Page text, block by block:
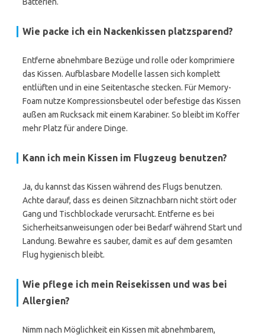
Wie packe ich ein Nackenkissen platzsparend?
Entferne abnehmbare Bezüge und rolle oder komprimiere
das Kissen. Aufblasbare Modelle lassen sich komplett
entlüften und in eine Seitentasche stecken. Für Memory-
Foam nutze Kompressionsbeutel oder befestige das Kissen
außen am Rucksack mit einem Karabiner. So bleibt im Koffer
mehr Platz für andere Dinge.
Kann ich mein Kissen im Flugzeug benutzen?
Ja, du kannst das Kissen während des Flugs benutzen.
Achte darauf, dass es deinen Sitznachbarn nicht stört oder
Gang und Tischblockade verursacht. Entferne es bei
Sicherheitsanweisungen oder bei Bedarf während Start und
Landung. Bewahre es sauber, damit es auf dem gesamten
Flug hygienisch bleibt.
Wie pflege ich mein Reisekissen und was bei
Allergien?
Nimm nach Möglichkeit ein Kissen mit abnehmbarem,